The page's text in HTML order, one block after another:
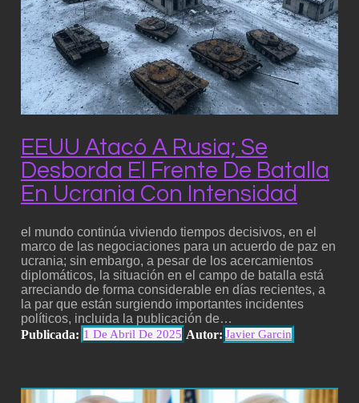
EEUU Atacó A Rusia; Se
Desborda El Frente De Batalla
En Ucrania Con Intensidad
el mundo continúa viviendo tiempos decisivos, en el
marco de las negociaciones para un acuerdo de paz en
ucrania; sin embargo, a pesar de los acercamientos
diplomáticos, la situación en el campo de batalla está
arreciando de forma considerable en días recientes, a
la par que están surgiendo importantes incidentes
políticos, incluida la publicación de…
Publicada: 1 De Abril De 2025 Autor: Javier Garcin